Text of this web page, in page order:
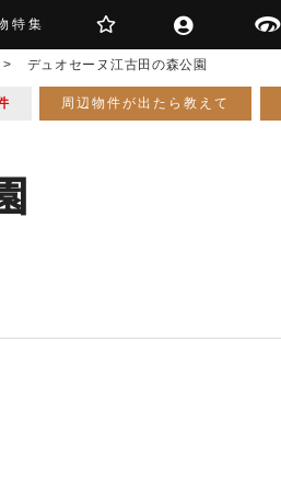
特集
> デュオセーヌ江古田の森公園
周辺物件が出たら教えて